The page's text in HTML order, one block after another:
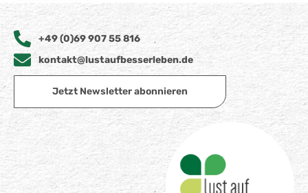
+49 (0)69 907 55 816
kontakt@lustaufbesserleben.de
Jetzt Newsletter abonnieren